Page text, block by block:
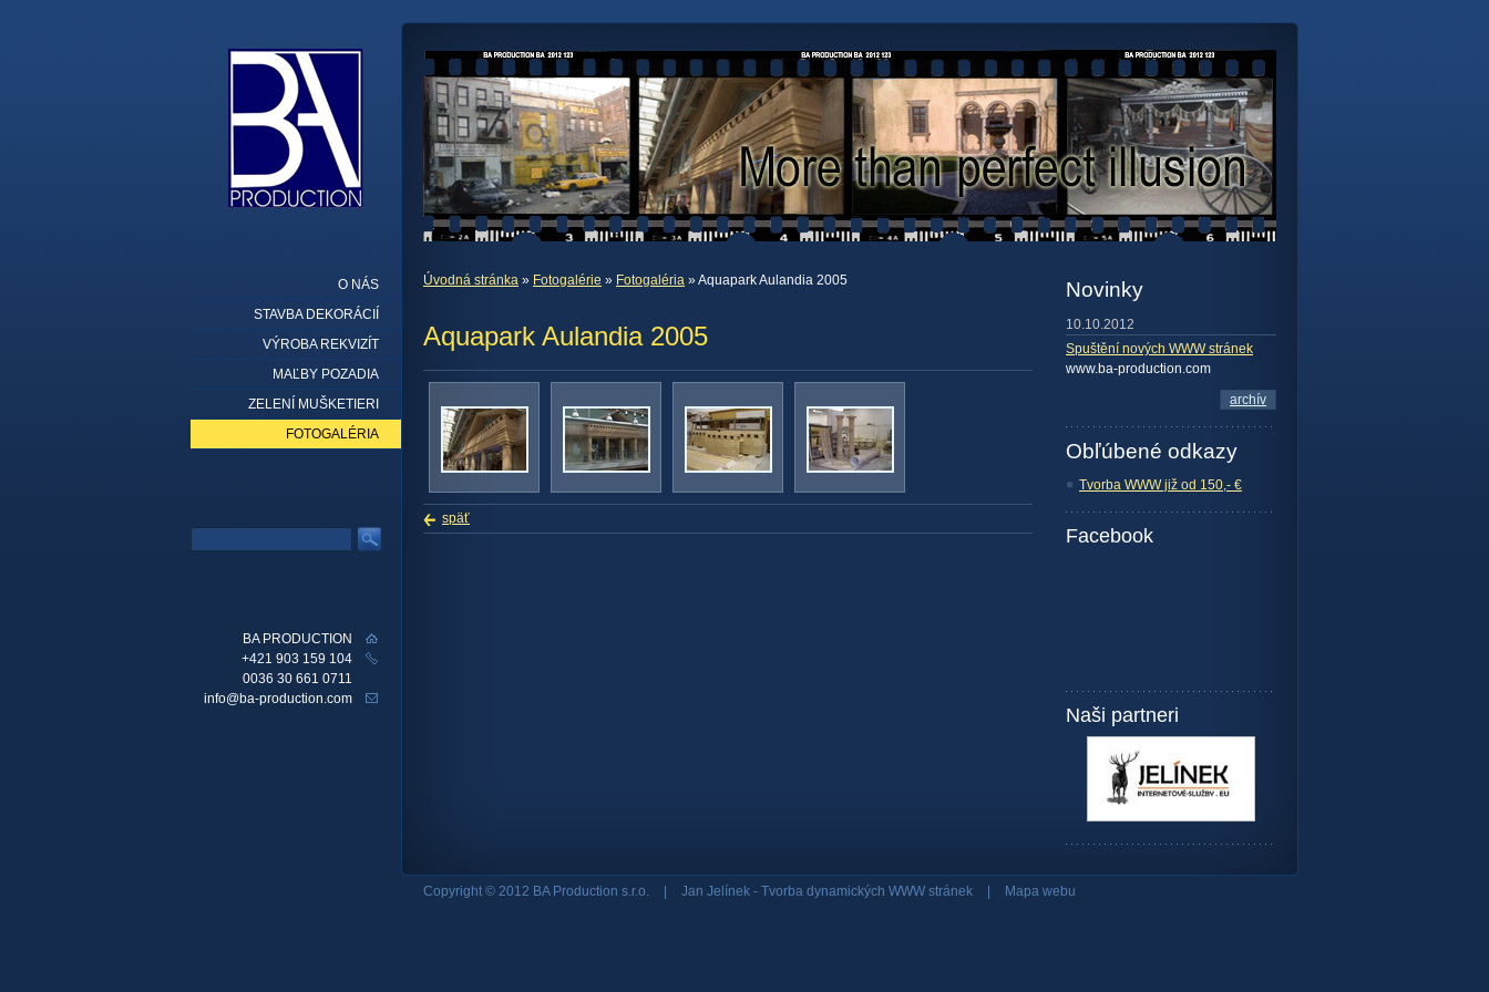
Úvodná stránka » Fotogalérie » Fotogaléria » Aquapark Aulandia 2005
Aquapark Aulandia 2005
späť
Novinky
10.10.2012
Spuštění nových WWW stránek
www.ba-production.com
archív
Obľúbené odkazy
Tvorba WWW již od 150,- €
Facebook
Naši partneri
O NÁS
STAVBA DEKORÁCIÍ
VÝROBA REKVIZÍT
MAĽBY POZADIA
ZELENÍ MUŠKETIERI
FOTOGALÉRIA
BA PRODUCTION
+421 903 159 104
0036 30 661 0711
info@ba-production.com
Copyright © 2012 BA Production s.r.o. Jan Jelínek - Tvorba dynamických WWW stránek Mapa webu